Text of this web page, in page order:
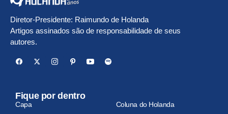
Diretor-Presidente: Raimundo de Holanda
Artigos assinados são de responsabilidade de seus
autores.
Fique por dentro
Capa
Coluna do Holanda